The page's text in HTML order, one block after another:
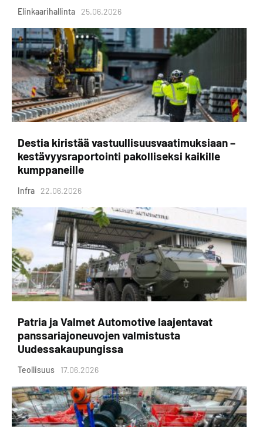
Elinkaarihallinta 25.06.2026
Destia kiristää vastuullisuusvaatimuksiaan –
kestävyysraportointi pakolliseksi kaikille
kumppaneille
Infra 22.06.2026
Patria ja Valmet Automotive laajentavat
panssariajoneuvojen valmistusta
Uudessakaupungissa
Teollisuus 17.06.2026